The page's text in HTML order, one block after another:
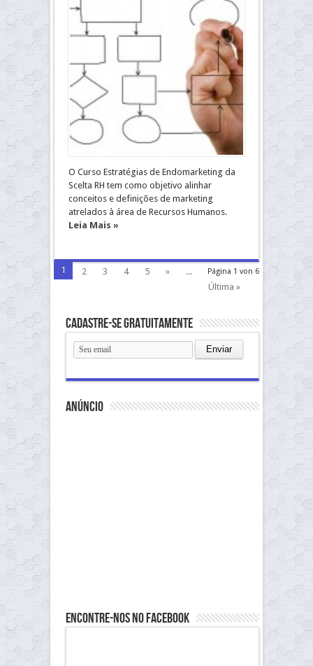
O Curso Estratégias de Endomarketing da
Scelta RH tem como objetivo alinhar
conceitos e definições de marketing
atrelados à área de Recursos Humanos.
Leia Mais »
Página 1 von 6
1 2 3 4 5 »
...
Última »
Cadastre-se gratuitamente
anúncio
Encontre-nos no Facebook